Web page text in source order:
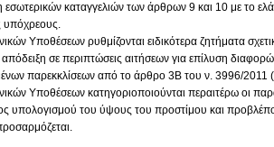
εσωτερικών καταγγελιών των άρθρων 9 και 10 με το
υπόχρεους.
Υποθέσεων ρυθμίζονται ειδικότερα ζητήματα
σε περιπτώσεις αιτήσεων για επίλυση
παρεκκλίσεων από το άρθρο 3Β του ν. 3996/2011
Υποθέσεων κατηγοριοποιούνται περαιτέρω οι
υπολογισμού του ύψους του προστίμου και